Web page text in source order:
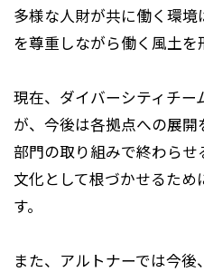
多様な人財が共に働く環
を尊重しながら働く風土を
現在、ダイバーシティチー
が、今後は各拠点への展
部門の取り組みで終わら
文化として根づかせるた
す。
また、アルトナーでは今